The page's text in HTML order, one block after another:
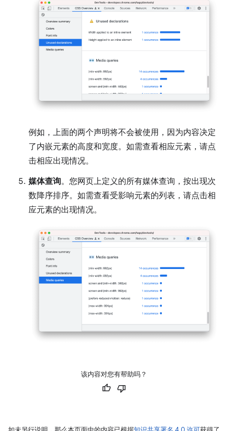
例如，上面的两个声明将不会被使用，因为内容决定
了内嵌元素的高度和宽度。如需查看相应元素，请点
击相应出现情况。
媒体查询。您网页上定义的所有媒体查询，按出现次
数降序排序。如需查看受影响元素的列表，请点击相
应元素的出现情况。
该内容对您有帮助吗？